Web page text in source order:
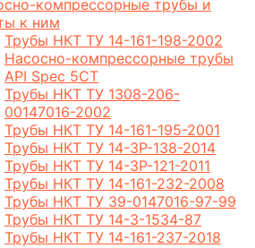
компрессорные трубы и
к ним
Трубы НКТ ТУ 14-161-198-2002
Насосно-компрессорные трубы
API Spec 5CT
Трубы НКТ ТУ 1308-206-
00147016-2002
Трубы НКТ ТУ 14-161-195-2001
Трубы НКТ ТУ 14-3Р-138-2014
Трубы НКТ ТУ 14-3Р-121-2011
Трубы НКТ ТУ 14-161-232-2008
Трубы НКТ ТУ 39-0147016-97-99
Трубы НКТ ТУ 14-3-1534-87
Трубы НКТ ТУ 14-161-237-2018